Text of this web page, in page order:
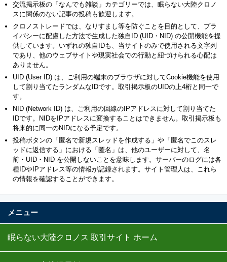
交流掲示板の「なんでも雑談」カテゴリーでは、眠らない大陸クロノ
スに関係のない記事の投稿も歓迎します。
クロノストレードでは、なりすまし等を防ぐことを目的として、プラ
イバシーに配慮した方法で生成した独自ID (UID・NID) の公開機能を提
供しています。いずれの独自IDも、当サイトのみで使用される文字列
であり、他のウェブサイトや現実社会での行動と紐づけられる心配は
ありません。
UID (User ID) は、ご利用の端末のブラウザに対してCookie機能を使用
して割り当てたランダムなIDです。取引掲示板のUIDの上4桁と同一で
す。
NID (Network ID) は、ご利用の回線のIPアドレスに対して割り当てた
IDです。NIDをIPアドレスに変換することはできません。取引掲示板も
将来的に同一のNIDになる予定です。
投稿ボタンの「匿名で新規スレッドを作成する」や「匿名でこのスレ
ッドに返信する」における「匿名」は、他のユーザーに対して、名
前・UID・NID を公開しないことを意味します。サーバーのログには各
種IDやIPアドレス等の情報が記録されます。サイト管理人は、これら
の情報を確認することができます。
メニュー
眠らない大陸クロノス 取引サイト ホーム